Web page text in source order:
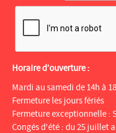
Horaire d’ouverture :
Mardi au samedi de 14h à
Fermeture les jours fériés
Fermeture exceptionnelle :
Congés d'été : du 25 juillet